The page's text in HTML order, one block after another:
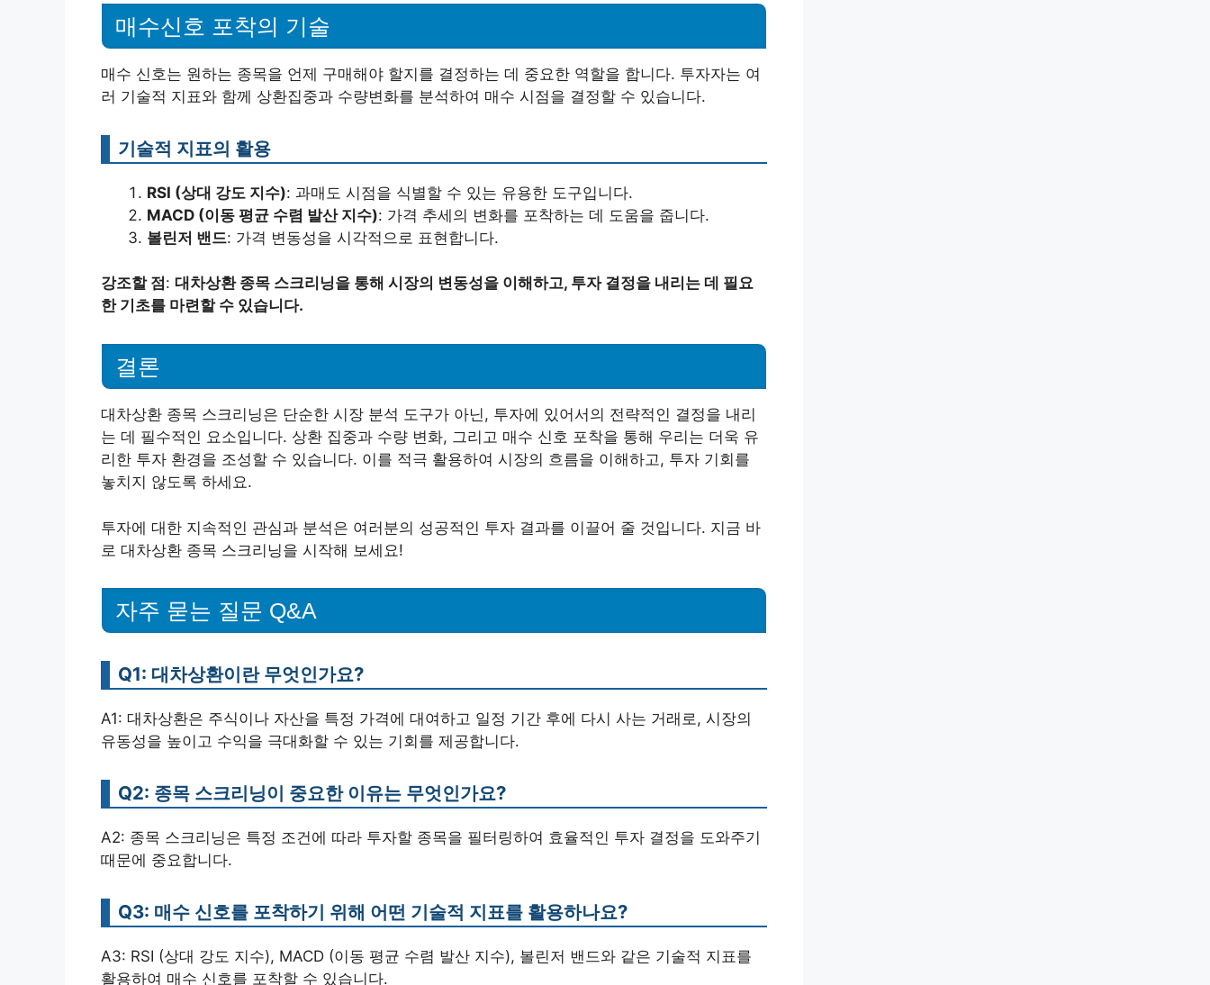
매수신호 포착의 기술
매수 신호는 원하는 종목을 언제 구매해야 할지를 결정하는 데 중요한 역할을 합니다. 투자자는 여
러 기술적 지표와 함께 상환집중과 수량변화를 분석하여 매수 시점을 결정할 수 있습니다.
기술적 지표의 활용
RSI (상대 강도 지수): 과매도 시점을 식별할 수 있는 유용한 도구입니다.
MACD (이동 평균 수렴 발산 지수): 가격 추세의 변화를 포착하는 데 도움을 줍니다.
볼린저 밴드: 가격 변동성을 시각적으로 표현합니다.
강조할 점 : 대차상환 종목 스크리닝을 통해 시장의 변동성을 이해하고, 투자 결정을 내리는 데 필요
한 기초를 마련할 수 있습니다.
결론
대차상환 종목 스크리닝은 단순한 시장 분석 도구가 아닌, 투자에 있어서의 전략적인 결정을 내리
는 데 필수적인 요소입니다. 상환 집중과 수량 변화, 그리고 매수 신호 포착을 통해 우리는 더욱 유
리한 투자 환경을 조성할 수 있습니다. 이를 적극 활용하여 시장의 흐름을 이해하고, 투자 기회를
놓치지 않도록 하세요.
투자에 대한 지속적인 관심과 분석은 여러분의 성공적인 투자 결과를 이끌어 줄 것입니다. 지금 바
로 대차상환 종목 스크리닝을 시작해 보세요!
자주 묻는 질문 Q&A
Q1: 대차상환이란 무엇인가요?
A1: 대차상환은 주식이나 자산을 특정 가격에 대여하고 일정 기간 후에 다시 사는 거래로, 시장의
유동성을 높이고 수익을 극대화할 수 있는 기회를 제공합니다.
Q2: 종목 스크리닝이 중요한 이유는 무엇인가요?
A2: 종목 스크리닝은 특정 조건에 따라 투자할 종목을 필터링하여 효율적인 투자 결정을 도와주기
때문에 중요합니다.
Q3: 매수 신호를 포착하기 위해 어떤 기술적 지표를 활용하나요?
A3: RSI (상대 강도 지수), MACD (이동 평균 수렴 발산 지수), 볼린저 밴드와 같은 기술적 지표를
활용하여 매수 신호를 포착할 수 있습니다.